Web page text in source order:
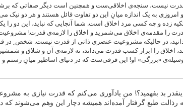
قدرت نیست، سنجه‌ی اخلاقی‌ست و همچنین است دیگر صفاتی که
به یک اندازه میانِ این دو تفاوت قائل هستند و هر دو نیک
زده و چه کسی مرد اخلاق است. شما آنجایی که نباید، این دو را
را مقدمه‌ی اخلاق می‌شمرید و اخلاق را لازمه‌ی قدرت!
در حالیکه مشروعیت عنصری ذاتی از قدرت نیست. شخص ِ در
اخلاق را ابزار کسب قدرت می‌داند، نه لازمه‌ی آن و شلاق و شمشیر
وسیله‌ی «بزرگی» او! این فرقی‌ست که در دنیای اساطیر میانِ رستم و
بد بفهمید؟! من یادآوری می‌کنم که قدرت نیازی به
رذالت طبع گرفتار آمده‌اند همیشه دچار این وهم می‌شوند